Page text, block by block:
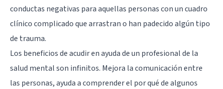
conductas negativas para aquellas personas con un cuadro
clínico complicado que arrastran o han padecido algún tipo
de trauma.
Los beneficios de acudir en ayuda de un profesional de la
salud mental son infinitos. Mejora la comunicación entre
las personas, ayuda a comprender el por qué de algunos